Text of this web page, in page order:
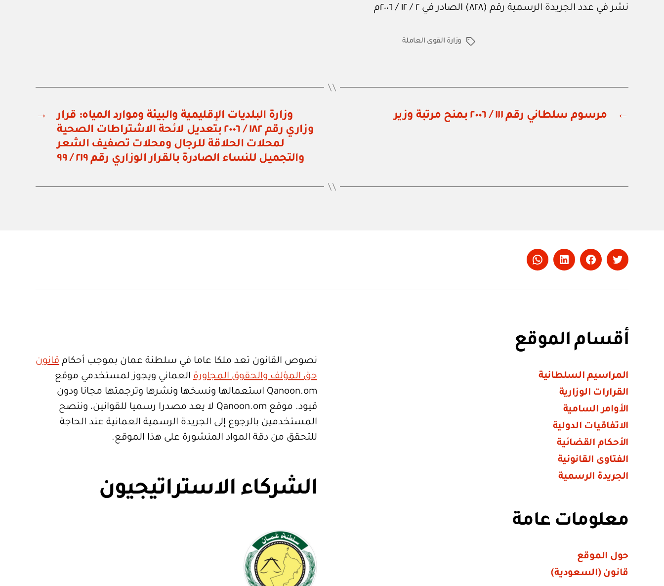
نشر في عدد الجريدة الرسمية رقم (٨٢٨) الصادر في ٢ / ١٢ / ٢٠٠٦م
الوسوموزارة القوى العاملة
← مرسوم سلطاني رقم ١١١ / ٢٠٠٦ بمنح مرتبة وزير →
وزارة البلديات الإقليمية والبيئة وموارد المياه: قرار
وزاري رقم ١٨٢ / ٢٠٠٦ بتعديل لائحة الاشتراطات الصحية
لمحلات الحلاقة للرجال ومحلات تصفيف الشعر
والتجميل للنساء الصادرة بالقرار الوزاري رقم ٢١٩ / ٩٩
Twitter
Facebook
LinkedIn
Whatsapp
أقسام الموقع
المراسيم السلطانية
القرارات الوزارية
الأوامر السامية
الاتفاقيات الدولية
الأحكام القضائية
الفتاوى القانونية
الجريدة الرسمية
معلومات عامة
حول الموقع
قانون (السعودية)
نصوص القانون تعد ملكا عاما في سلطنة عمان بموجب أحكام قانون
حق المؤلف والحقوق المجاورة العماني ويجوز لمستخدمي موقع
Qanoon.om استعمالها ونسخها ونشرها وترجمتها مجانا ودون
قيود. موقع Qanoon.om لا يعد مصدرا رسميا للقوانين، وننصح
المستخدمين بالرجوع إلى الجريدة الرسمية العمانية عند الحاجة
للتحقق من دقة المواد المنشورة على هذا الموقع.
الشركاء الاستراتيجيون